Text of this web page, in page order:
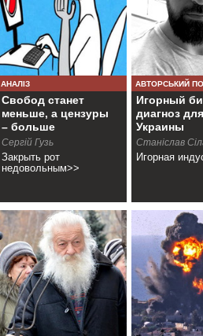
АНАЛІЗ
Свобод станет
меньше, а цензуры
– больше
Сергій Гузь
Закрыть рот
недовольным>>
АВТОРСЬКИЙ
Игорный
диагноз для
Украины
Станіслав
Игорная